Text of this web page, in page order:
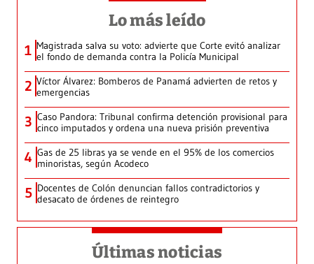
Lo más leído
1 Magistrada salva su voto: advierte que Corte evitó analizar
el fondo de demanda contra la Policía Municipal
2 Víctor Álvarez: Bomberos de Panamá advierten de retos y
emergencias
3 Caso Pandora: Tribunal confirma detención provisional para
cinco imputados y ordena una nueva prisión preventiva
4 Gas de 25 libras ya se vende en el 95% de los comercios
minoristas, según Acodeco
5 Docentes de Colón denuncian fallos contradictorios y
desacato de órdenes de reintegro
Últimas noticias